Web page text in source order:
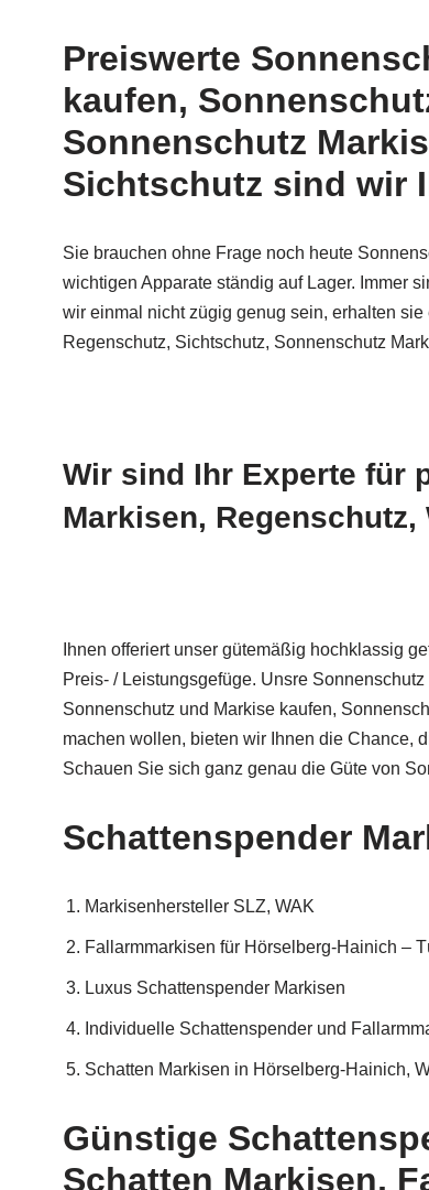
Preiswerte
kaufen,
Sonnenschutz
Sichtschutz sind wir
Sie brauchen ohne Frage noch heute
wichtigen Apparate ständig auf Lager. Immer
wir einmal nicht zügig genug sein, erhalten
Regenschutz, Sichtschutz, Sonnenschutz
Wir sind Ihr Experte für
Markisen,
Ihnen offeriert unser gütemäßig hochklassig
Preis- / Leistungsgefüge. Unsre
Sonnenschutz und Markise kaufen,
machen wollen, bieten wir Ihnen die Chance,
Schauen Sie sich ganz genau die Güte von
Schattenspender
Markisenhersteller SLZ, WAK
Fallarmmarkisen für Hörselberg-Hainich –
Luxus Schattenspender Markisen
Individuelle Schattenspender und
Schatten Markisen in Hörselberg-Hainich,
Günstige
Schatten Markisen,